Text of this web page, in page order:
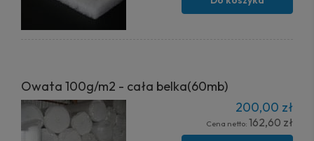
Owata 100g/m2 - cała belka(60mb)
200,00 zł
Cena netto: 162,60 zł